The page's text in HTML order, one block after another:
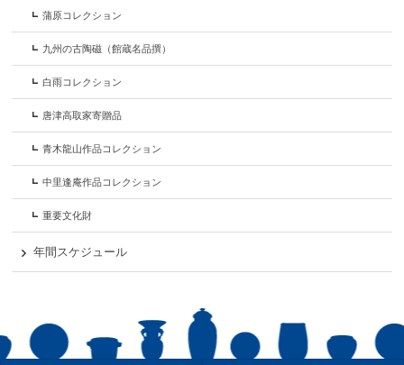
蒲原コレクション
九州の古陶磁（館蔵名品撰）
白雨コレクション
唐津高取家寄贈品
青木龍山作品コレクション
中里逢庵作品コレクション
重要文化財
年間スケジュール